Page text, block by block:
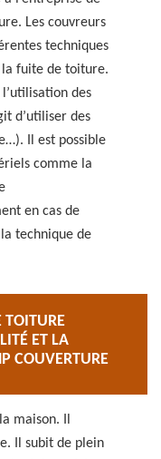
Les couvreurs
techniques
la fuite de toiture.
des
d’utiliser des
Il est possible
comme la
en cas de
technique de
TOITURE
ET LA
COUVERTURE
maison. Il
Il subit de plein